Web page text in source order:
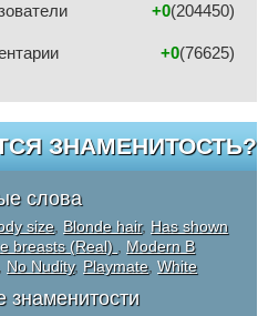
(204450)
+0
(76625)
+0
ЗНАМЕНИТОСТЬ?
слова
size, Blonde hair, Has shown
breasts (Real)
Modern B
No Nudity, Playmate, White
знаменитости